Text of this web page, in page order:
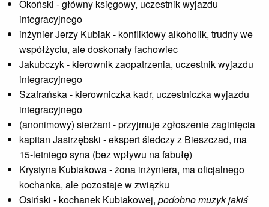
Okoński - główny księgowy, uczestnik wyjazdu
integracyjnego
inżynier Jerzy Kubiak - konfliktowy alkoholik, trudny we
współżyciu, ale doskonały fachowiec
Jakubczyk - kierownik zaopatrzenia, uczestnik wyjazdu
integracyjnego
Szafrańska - kierowniczka kadr, uczestniczka wyjazdu
integracyjnego
(anonimowy) sierżant - przyjmuje zgłoszenie zaginięcia
kapitan Jastrzębski - ekspert śledczy z Bieszczad, ma
15-letniego syna (bez wpływu na fabułę)
Krystyna Kubiakowa - żona inżyniera, ma oficjalnego
kochanka, ale pozostaje w związku
Osiński - kochanek Kubiakowej, podobno muzyk jakiś